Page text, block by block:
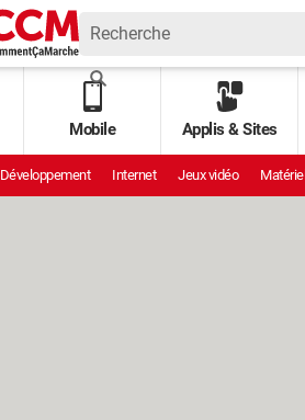
Mobile Applis & Sites
Développement Internet Jeux vidéo Matériel